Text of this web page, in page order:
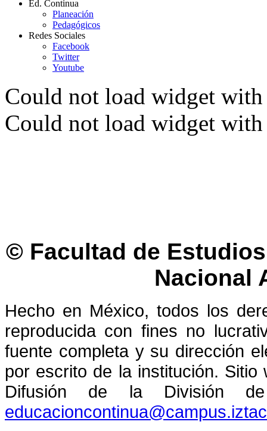
Ed. Continua
Planeación
Pedagógicos
Redes Sociales
Facebook
Twitter
Youtube
Could not load widget
Could not load widget
© Facultad de
Nacional
Hecho en México, todos los
reproducida con fines no
fuente completa y su dirección
por escrito de la institución.
Difusión de la División